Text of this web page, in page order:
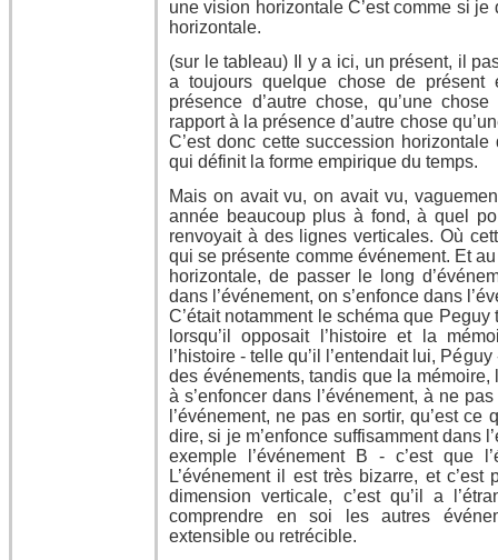
une vision horizontale C’est comme si
horizontale.
(sur le tableau) Il y a ici, un présent, il
a toujours quelque chose de présent
présence d’autre chose, qu’une
rapport à la présence d’autre chose
C’est donc cette succession
qui définit la forme empirique du temps.
Mais on avait vu, on avait vu,
année beaucoup plus à fond, à quel
renvoyait à des lignes verticales. Où
qui se présente comme événement. Et
horizontale, de passer le long
dans l’événement, on s’enfonce dans
C’était notamment le schéma que
lorsqu’il opposait l’histoire et la
l’histoire - telle qu’il l’entendait lui,
des événements, tandis que la
à s’enfoncer dans l’événement, à ne
l’événement, ne pas en sortir, qu’est
dire, si je m’enfonce suffisamment dans
exemple l’événement B - c’est que
L’événement il est très bizarre, et
dimension verticale, c’est qu’il a
comprendre en soi les autres
extensible ou retrécible.